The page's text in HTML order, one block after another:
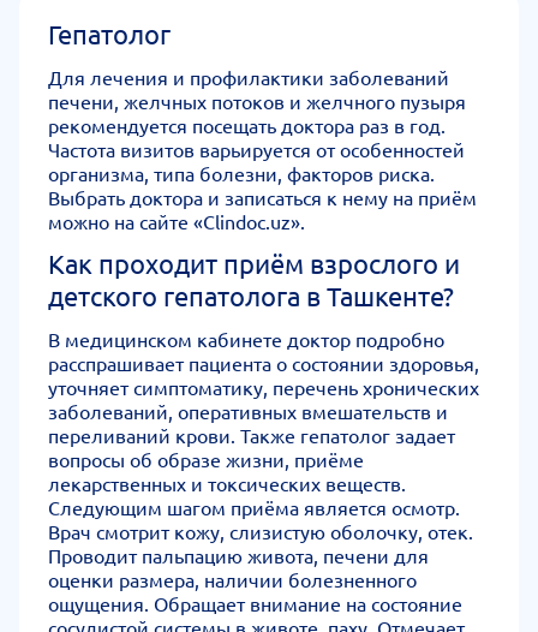
Гепатолог
Для лечения и профилактики заболеваний
печени, желчных потоков и желчного пузыря
рекомендуется посещать доктора раз в год.
Частота визитов варьируется от особенностей
организма, типа болезни, факторов риска.
Выбрать доктора и записаться к нему на приём
можно на сайте «Clindoc.uz».
Как проходит приём взрослого и
детского гепатолога в Ташкенте?
В медицинском кабинете доктор подробно
расспрашивает пациента о состоянии здоровья,
уточняет симптоматику, перечень хронических
заболеваний, оперативных вмешательств и
переливаний крови. Также гепатолог задает
вопросы об образе жизни, приёме
лекарственных и токсических веществ.
Следующим шагом приёма является осмотр.
Врач смотрит кожу, слизистую оболочку, отек.
Проводит пальпацию живота, печени для
оценки размера, наличии болезненного
ощущения. Обращает внимание на состояние
сосудистой системы в животе, паху. Отмечает